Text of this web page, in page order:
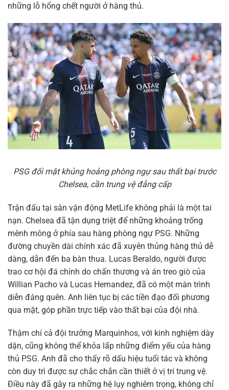
những lỗ hổng chết người ở hàng thủ.
PSG đối mặt khủng hoảng phòng ngự sau thất bại trước
Chelsea, cần trung vệ đẳng cấp
Trận đấu tại sân vận động MetLife không phải là một tai
nạn. Chelsea đã tận dụng triệt để những khoảng trống
mênh mông ở phía sau hàng phòng ngự PSG. Những
đường chuyền dài chính xác đã xuyên thủng hàng thủ dễ
dàng, dẫn đến ba bàn thua. Lucas Beraldo, người được
trao cơ hội đá chính do chấn thương và án treo giò của
Willian Pacho và Lucas Hernandez, đã có một màn trình
diễn đáng quên. Anh liên tục bị các tiền đạo đối phương
qua mặt, góp phần trực tiếp vào thất bại của đội nhà.
Thậm chí cả đội trưởng Marquinhos, với kinh nghiệm dày
dặn, cũng không thể khỏa lấp những điểm yếu của hàng
thủ PSG. Anh đã cho thấy rõ dấu hiệu tuổi tác và không
còn duy trì được sự chắc chắn cần thiết ở vị trí trung vệ.
Điều này đã gây ra những hệ lụy nghiêm trọng, không chỉ